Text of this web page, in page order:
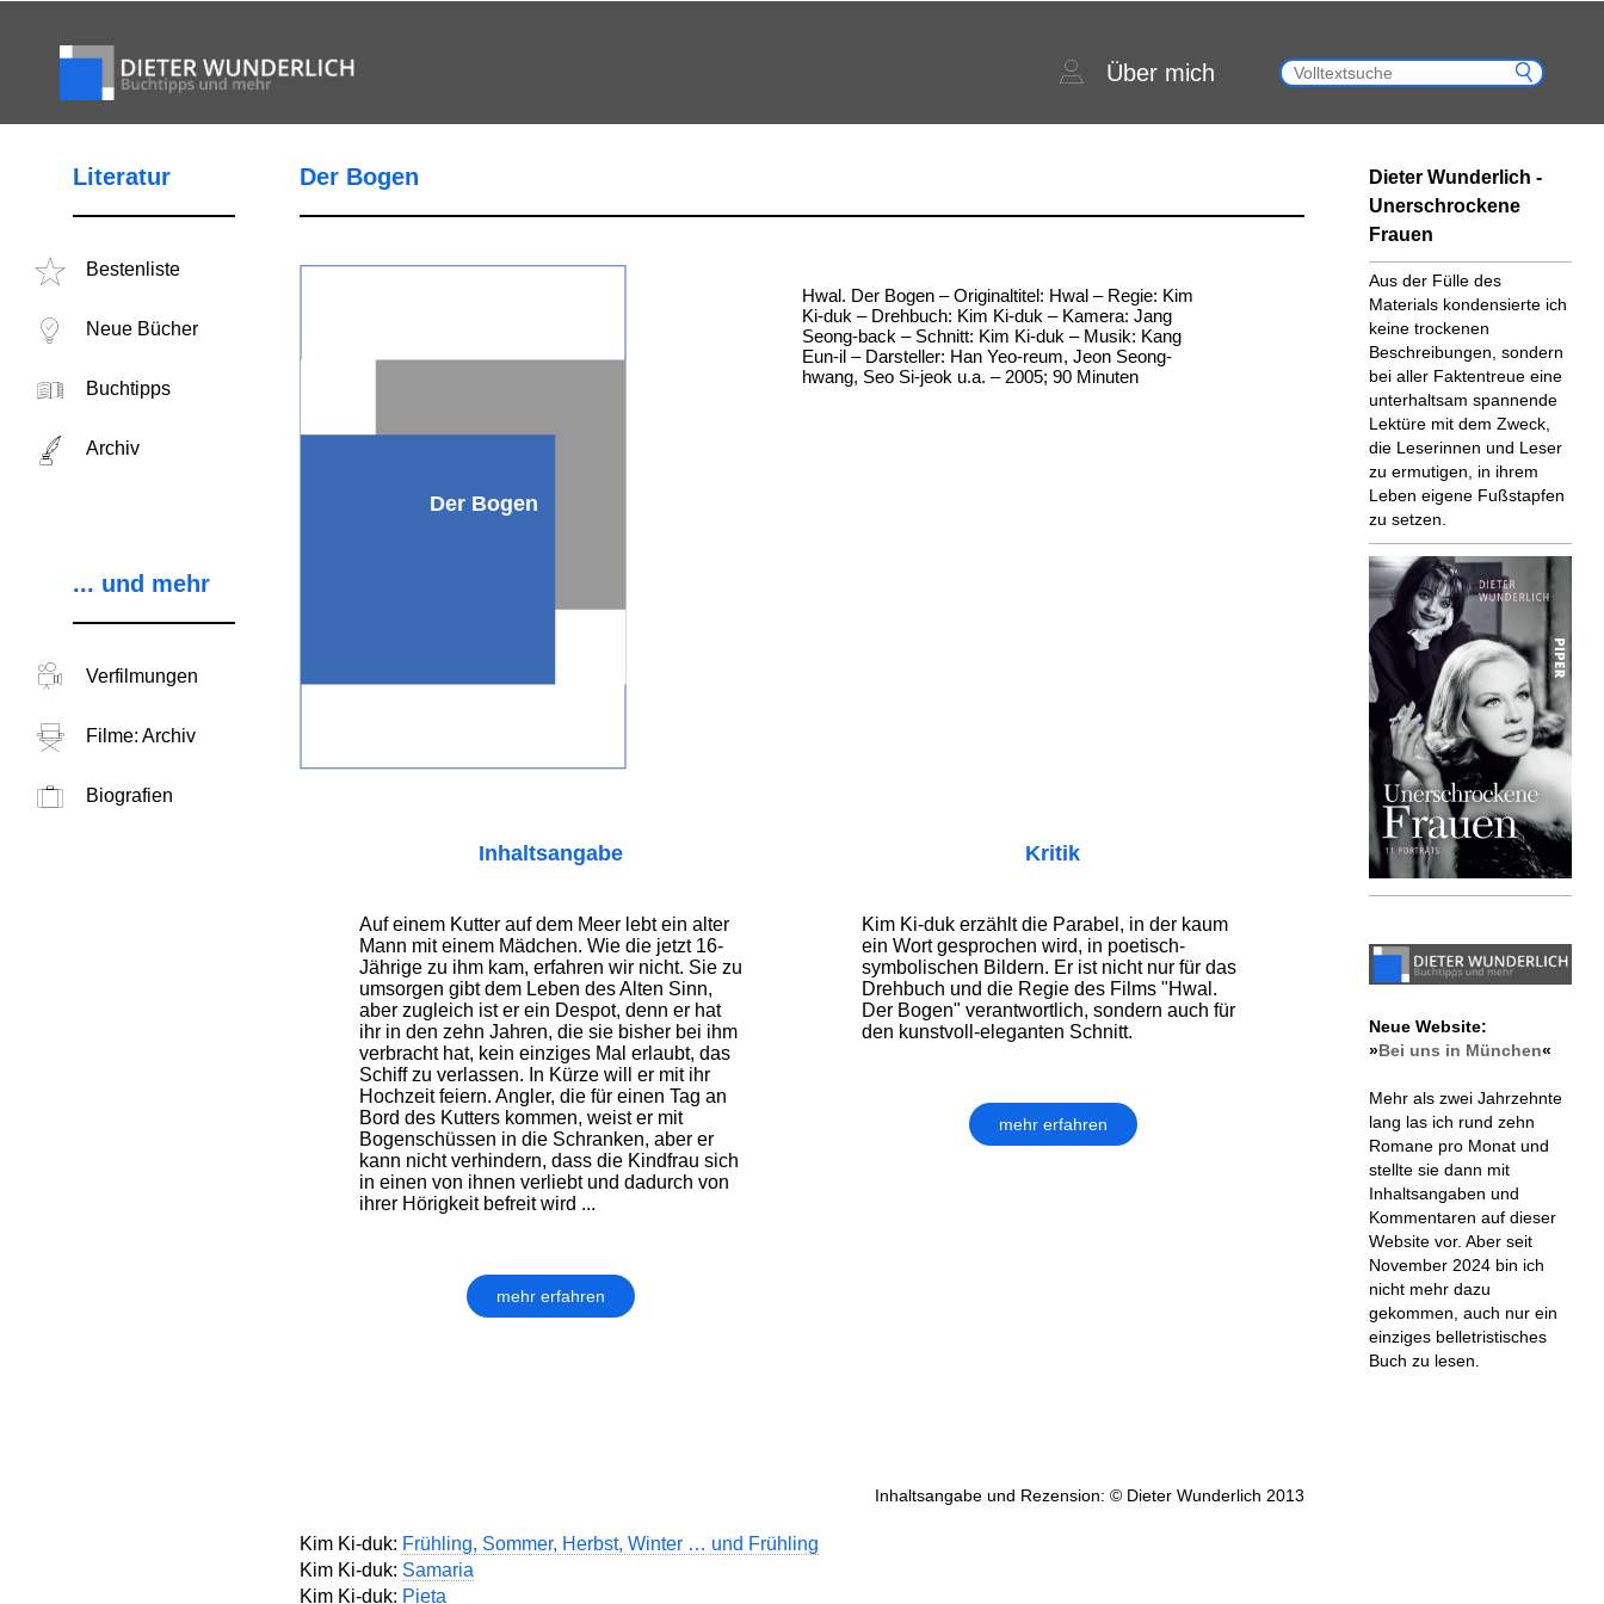
Über mich
Literatur
Bestenliste
Neue Bücher
Buchtipps
Archiv
... und mehr
Verfilmungen
Filme: Archiv
Biografien
Der Bogen
Der Bogen
Hwal. Der Bogen – Originaltitel: Hwal – Regie: Kim
Ki-duk – Drehbuch: Kim Ki-duk – Kamera: Jang
Seong-back – Schnitt: Kim Ki-duk – Musik: Kang
Eun-il – Darsteller: Han Yeo-reum, Jeon Seong-
hwang, Seo Si-jeok u.a. – 2005; 90 Minuten
Inhaltsangabe
Auf einem Kutter auf dem Meer lebt ein alter
Mann mit einem Mädchen. Wie die jetzt 16-
Jährige zu ihm kam, erfahren wir nicht. Sie zu
umsorgen gibt dem Leben des Alten Sinn,
aber zugleich ist er ein Despot, denn er hat
ihr in den zehn Jahren, die sie bisher bei ihm
verbracht hat, kein einziges Mal erlaubt, das
Schiff zu verlassen. In Kürze will er mit ihr
Hochzeit feiern. Angler, die für einen Tag an
Bord des Kutters kommen, weist er mit
Bogenschüssen in die Schranken, aber er
kann nicht verhindern, dass die Kindfrau sich
in einen von ihnen verliebt und dadurch von
ihrer Hörigkeit befreit wird ...
mehr erfahren
Kritik
Kim Ki-duk erzählt die Parabel, in der kaum
ein Wort gesprochen wird, in poetisch-
symbolischen Bildern. Er ist nicht nur für das
Drehbuch und die Regie des Films "Hwal.
Der Bogen" verantwortlich, sondern auch für
den kunstvoll-eleganten Schnitt.
mehr erfahren
Inhaltsangabe und Rezension: © Dieter Wunderlich 2013
Kim Ki-duk: Frühling, Sommer, Herbst, Winter … und Frühling
Kim Ki-duk: Samaria
Kim Ki-duk: Pieta
Dieter Wunderlich -
Unerschrockene
Frauen
Aus der Fülle des
Materials kondensierte ich
keine trockenen
Beschreibungen, sondern
bei aller Faktentreue eine
unterhaltsam spannende
Lektüre mit dem Zweck,
die Leserinnen und Leser
zu ermutigen, in ihrem
Leben eigene Fußstapfen
zu setzen.
Neue Website:
»Bei uns in München«
Mehr als zwei Jahrzehnte
lang las ich rund zehn
Romane pro Monat und
stellte sie dann mit
Inhaltsangaben und
Kommentaren auf dieser
Website vor. Aber seit
November 2024 bin ich
nicht mehr dazu
gekommen, auch nur ein
einziges belletristisches
Buch zu lesen.